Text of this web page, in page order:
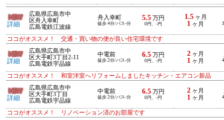
詳細
広島県広島市中
区舟入幸町
広島電鉄江波線
舟入幸町
徒歩 4分/バス-分
5.5万円
0円、-円
1.5ヶ月
1 ヶ月
ココがオススメ！ 交通・買い物の便が良い住宅環境です
詳細
広島県広島市中
区大手町3丁目2-11
広島電鉄宇品線
中電前
徒歩 2分/バス-分
6.5万円
0円、-円
2 ヶ月
1 ヶ月
ココがオススメ！ 和室洋室へリフォームしましたキッチン・エアコン新品
詳細
広島県広島市中
区大手町3丁目
広島電鉄宇品線
中電前
徒歩 2分/バス-分
6.5万円
0円、-円
2 ヶ月
1 ヶ月
ココがオススメ！ リノベーション済のお部屋です